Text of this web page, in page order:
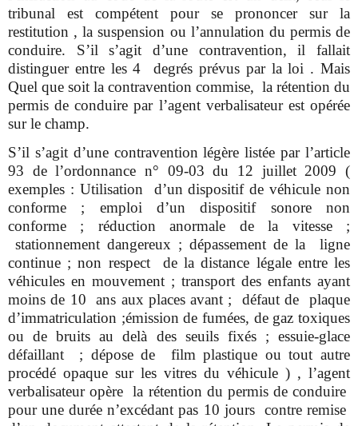
tribunal est compétent pour se prononcer sur la
restitution , la suspension ou l’annulation du permis de
conduire. S’il s’agit d’une contravention, il fallait
distinguer entre les 4 degrés prévus par la loi . Mais
Quel que soit la contravention commise, la rétention du
permis de conduire par l’agent verbalisateur est opérée
sur le champ.
S’il s’agit d’une contravention légère listée par l’article
93 de l’ordonnance n° 09-03 du 12 juillet 2009 (
exemples : Utilisation d’un dispositif de véhicule non
conforme ; emploi d’un dispositif sonore non
conforme ; réduction anormale de la vitesse ;
stationnement dangereux ; dépassement de la ligne
continue ; non respect de la distance légale entre les
véhicules en mouvement ; transport des enfants ayant
moins de 10 ans aux places avant ; défaut de plaque
d’immatriculation ;émission de fumées, de gaz toxiques
ou de bruits au delà des seuils fixés ; essuie-glace
défaillant ; dépose de film plastique ou tout autre
procédé opaque sur les vitres du véhicule ) , l’agent
verbalisateur opère la rétention du permis de conduire
pour une durée n’excédant pas 10 jours contre remise